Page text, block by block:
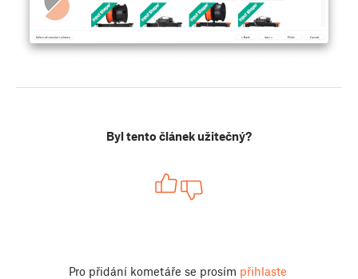
Byl tento článek užitečný?
Pro přidání kometáře se prosím přihlaste